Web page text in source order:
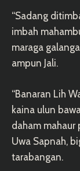
“Sadang
imbah
maraga
ampun Jali.
“Banaran Lih
kaina ulun
daham mahaur
Uwa Sapnah,
tarabangan.